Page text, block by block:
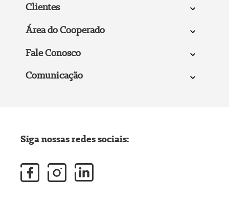
Clientes
Área do Cooperado
Fale Conosco
Comunicação
Siga nossas redes sociais: